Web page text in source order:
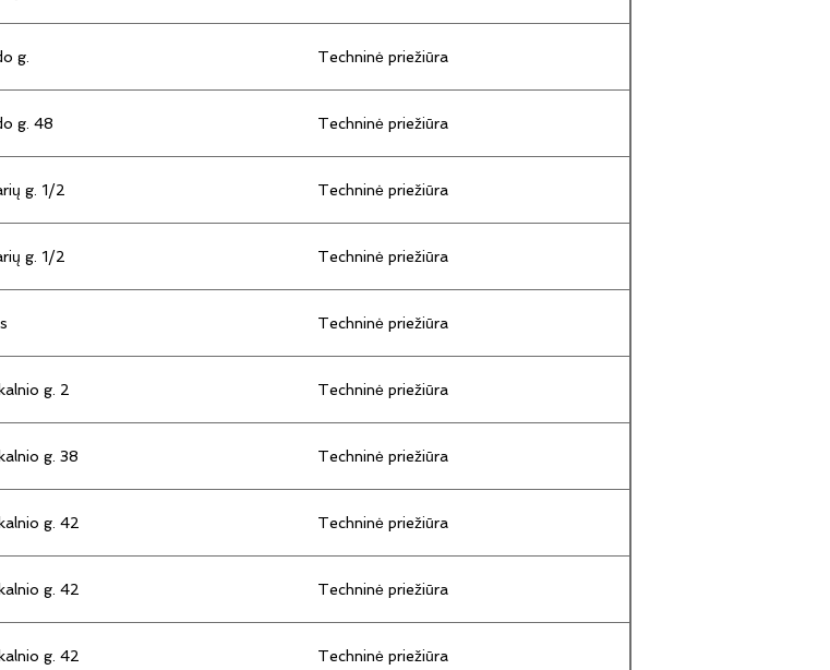
g. Techninė priežiūra
g. 48 Techninė priežiūra
g. 1/2 Techninė priežiūra
g. 1/2 Techninė priežiūra
Techninė priežiūra
g. 2 Techninė priežiūra
g. 38 Techninė priežiūra
g. 42 Techninė priežiūra
g. 42 Techninė priežiūra
g. 42 Techninė priežiūra